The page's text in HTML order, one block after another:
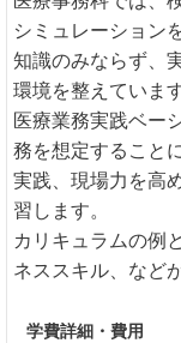
シミュレーション
知識のみならず、
環境を整えています
医療業務実践ベー
務を想定すること
実践、現場力を高
習します。
カリキュラムの例
ネススキル、など
学費詳細・費用